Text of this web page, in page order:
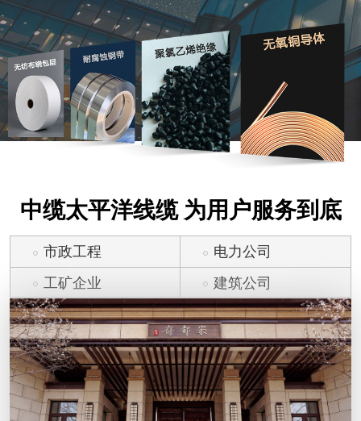
中缆太平洋线缆 为用户服务到底
市政工程
电力公司
工矿企业
建筑公司